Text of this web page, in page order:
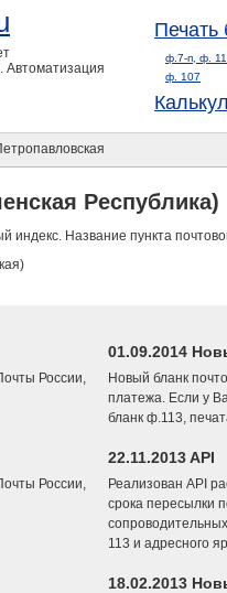
Автоматизация
Печать
ф.7-п, ф.
ф. 107
Республика)
индекс. Название пункта
России,
01.09.2014
Новый бланк
платежа. Если у
бланк ф.113,
России,
22.11.2013 API
Реализован API
срока пересылки
113 и адресного
18.02.2013